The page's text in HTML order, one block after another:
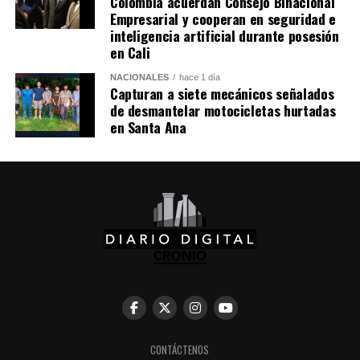
Empresarial y cooperan en seguridad e
inteligencia artificial durante posesión
en Cali
NACIONALES hace 1 día
Capturan a siete mecánicos señalados
de desmantelar motocicletas hurtadas
en Santa Ana
CONTÁCTENOS